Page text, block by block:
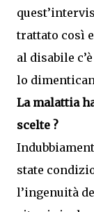
trattato così
al disabile
lo
La malattia
scelte ?
state
l’ingenuità